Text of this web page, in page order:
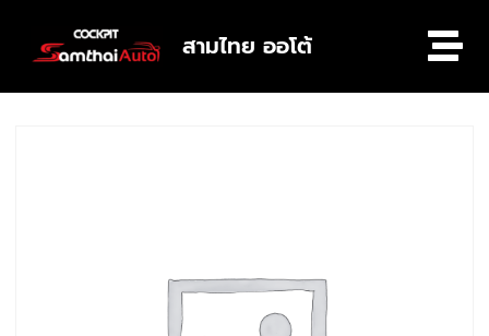
สามไทย ออโต้